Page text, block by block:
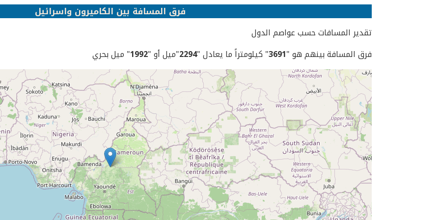
فرق المسافة بين الكاميرون واسرائيل
تقدير المسافات حسب عواصم الدول
فرق المسافة بينهم هو "3691" كيلومتراً ما يعادل "2294"ميل أو "1992" ميل بحري